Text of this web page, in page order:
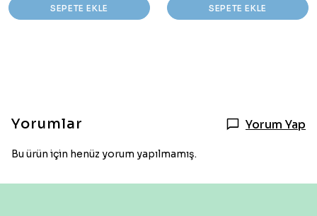
SEPETE EKLE SEPETE EKLE
Yorumlar Yorum Yap
Bu ürün için henüz yorum yapılmamış.